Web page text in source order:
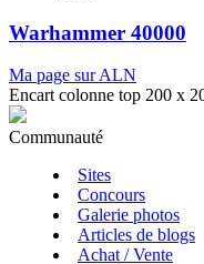
Warhammer 40000
Ma page sur ALN
Encart colonne top 200 x
Communauté
Sites
Concours
Galerie photos
Articles de blogs
Achat / Vente